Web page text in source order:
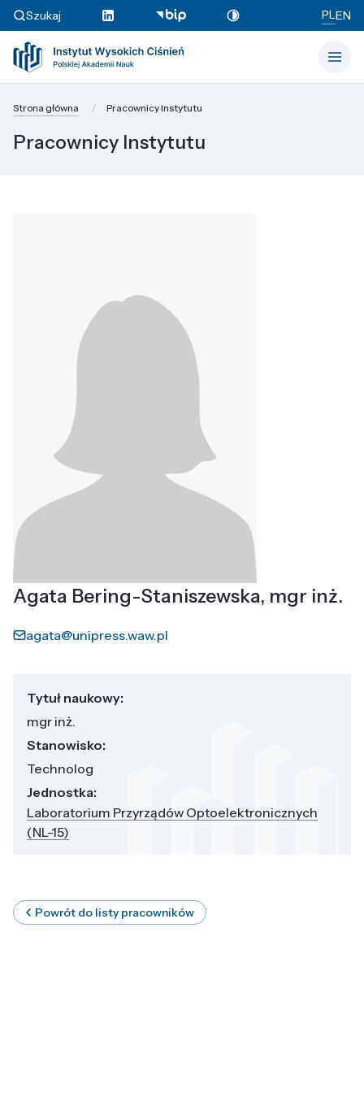
Szukaj PLEN
Strona główna Pracownicy Instytutu
Pracownicy Instytutu
Agata Bering-Staniszewska, mgr inż.
agata@unipress.waw.pl
Tytuł naukowy:
mgr inż.
Stanowisko:
Technolog
Jednostka:
Laboratorium Przyrządów Optoelektronicznych
(NL-15)
Powrót do listy pracowników